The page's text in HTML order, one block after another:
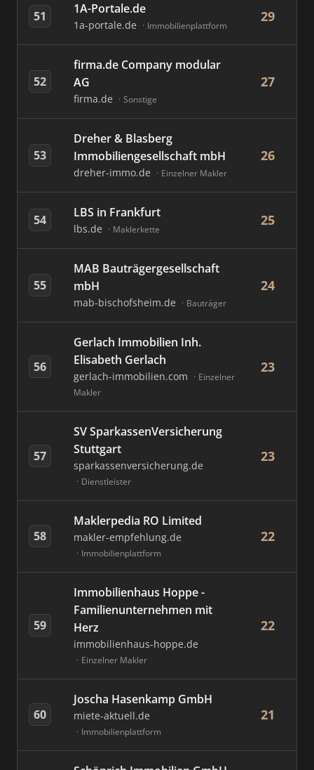
51 1A-Portale.de
1a-portale.de Immobilienplattform
29
52
firma.de Company modular
AG
firma.de Sonstige
27
53
Dreher & Blasberg
Immobiliengesellschaft mbH
dreher-immo.de Einzelner Makler
26
54 LBS in Frankfurt
lbs.de Maklerkette
25
55
MAB Bauträgergesellschaft
mbH
mab-bischofsheim.de Bauträger
24
56
Gerlach Immobilien Inh.
Elisabeth Gerlach
gerlach-immobilien.com
Einzelner
Makler
23
57
SV SparkassenVersicherung
Stuttgart
sparkassenversicherung.de
Dienstleister
23
58
Maklerpedia RO Limited
makler-empfehlung.de
Immobilienplattform
22
59
Immobilienhaus Hoppe -
Familienunternehmen mit
Herz
immobilienhaus-hoppe.de
Einzelner Makler
22
60
Joscha Hasenkamp GmbH
miete-aktuell.de
Immobilienplattform
21